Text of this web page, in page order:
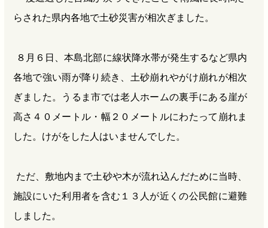
らされた県内各地で土砂災害が相次ぎました。
８月６日、本島北部に線状降水帯が発生するなど県内
各地で強い雨が降り続き、土砂崩れやがけ崩れが相次
ぎました。うるま市では老人ホームの裏手にある崖が
高さ４０メートル・幅２０メートルにわたって崩れま
した。けがをした人はいませんでした。
ただ、敷地内まで土砂や木が流れ込んだために当時、
施設にいた利用者を含む１３人が近くの公民館に避難
しました。